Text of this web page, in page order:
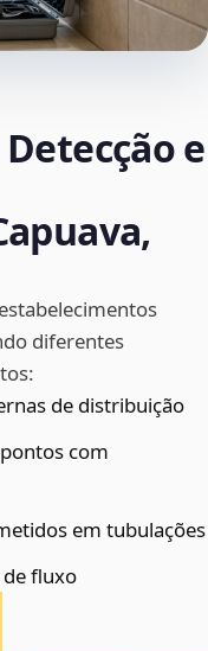
e
diferentes
de distribuição
com
em tubulações
de fluxo